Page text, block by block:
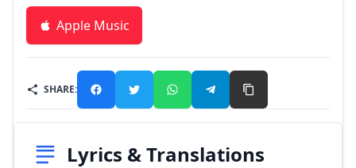
Apple Music
SHARE:
Lyrics & Translations